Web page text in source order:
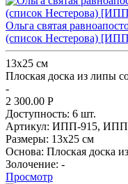
Ольга святая
(список Нестерова)
13х25 см
Плоская доска из липы
-
2 300.00 Р
Доступность: 6 шт.
Артикул: ИПП-915,
Размеры: 13х25 см
Основа: Плоская доска
Золочение: -
Просмотр